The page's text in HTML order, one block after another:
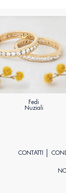
Fedi
Nuziali
CONTATTI